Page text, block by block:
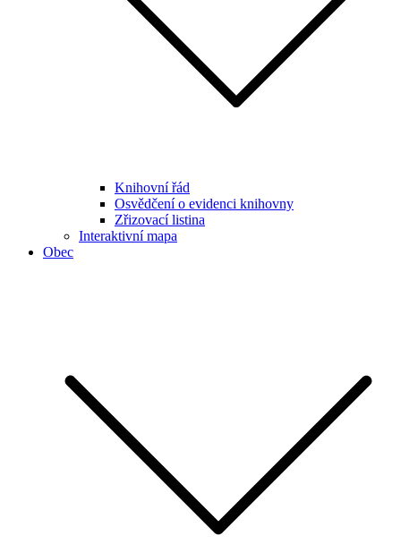
Knihovní řád
Osvědčení o evidenci knihovny
Zřizovací listina
Interaktivní mapa
Obec